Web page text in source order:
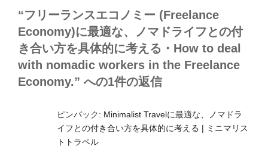
“フリーランスエコノミー (Freelance
Economy)に最適な、ノマドライフとの付
き合い方を具体的に考える・How to deal
with nomadic workers in the Freelance
Economy.” への1件の返信
ピンバック: Minimalist Travelに最適な、ノマドラ
イフとの付き合い方を具体的に考える | ミニマリス
トトラベル